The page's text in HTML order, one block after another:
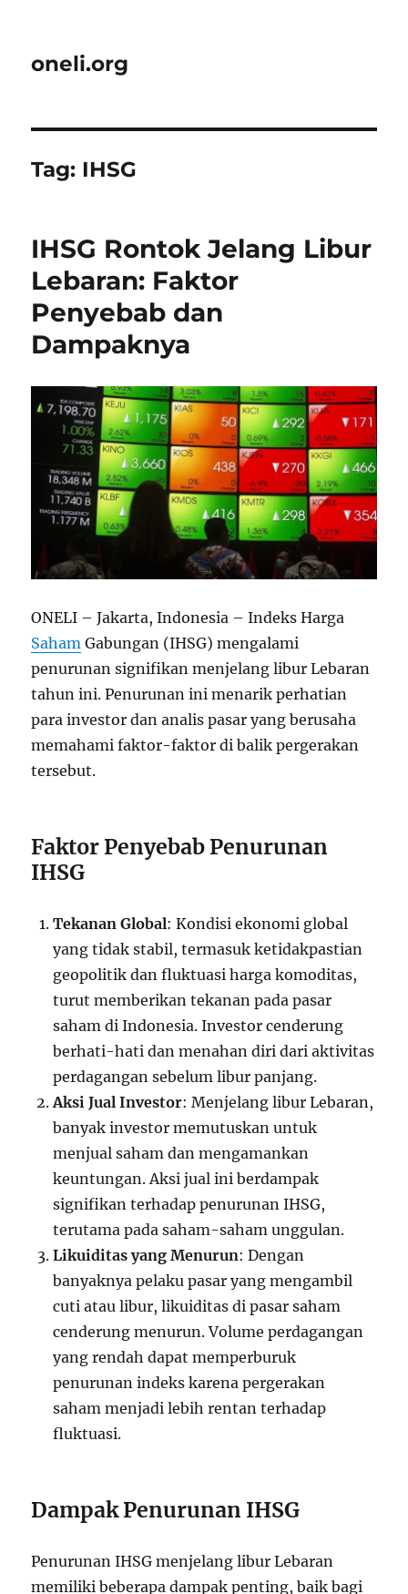
oneli.org
Tag: IHSG
IHSG Rontok Jelang Libur
Lebaran: Faktor
Penyebab dan
Dampaknya
ONELI – Jakarta, Indonesia – Indeks Harga
Saham Gabungan (IHSG) mengalami
penurunan signifikan menjelang libur Lebaran
tahun ini. Penurunan ini menarik perhatian
para investor dan analis pasar yang berusaha
memahami faktor-faktor di balik pergerakan
tersebut.
Faktor Penyebab Penurunan
IHSG
Tekanan Global: Kondisi ekonomi global
yang tidak stabil, termasuk ketidakpastian
geopolitik dan fluktuasi harga komoditas,
turut memberikan tekanan pada pasar
saham di Indonesia. Investor cenderung
berhati-hati dan menahan diri dari aktivitas
perdagangan sebelum libur panjang.
Aksi Jual Investor: Menjelang libur Lebaran,
banyak investor memutuskan untuk
menjual saham dan mengamankan
keuntungan. Aksi jual ini berdampak
signifikan terhadap penurunan IHSG,
terutama pada saham-saham unggulan.
Likuiditas yang Menurun: Dengan
banyaknya pelaku pasar yang mengambil
cuti atau libur, likuiditas di pasar saham
cenderung menurun. Volume perdagangan
yang rendah dapat memperburuk
penurunan indeks karena pergerakan
saham menjadi lebih rentan terhadap
fluktuasi.
Dampak Penurunan IHSG
Penurunan IHSG menjelang libur Lebaran
memiliki beberapa dampak penting, baik bagi